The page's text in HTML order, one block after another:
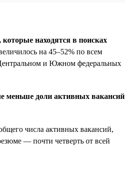
находятся в поисках
на 45–52% по всем
и Южном федеральных
меньше доли активных вакансий
числа активных вакансий,
— почти четверть от всей